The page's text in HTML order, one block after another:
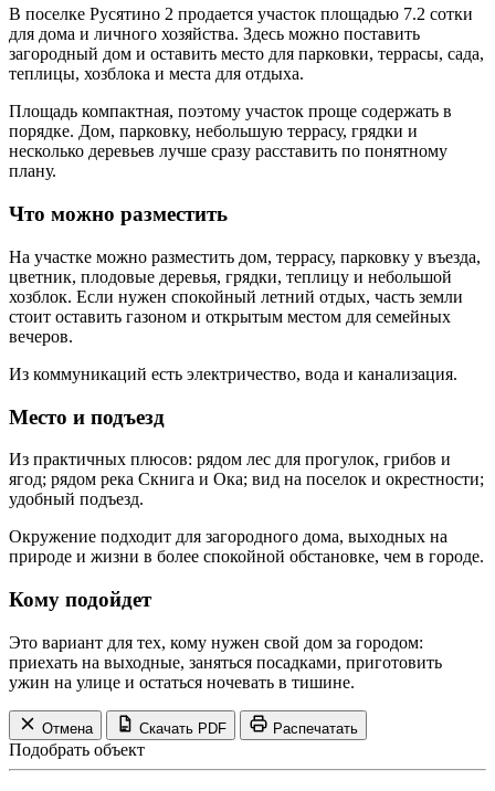
В поселке Русятино 2 продается участок площадью 7.2 сотки
для дома и личного хозяйства. Здесь можно поставить
загородный дом и оставить место для парковки, террасы, сада,
теплицы, хозблока и места для отдыха.
Площадь компактная, поэтому участок проще содержать в
порядке. Дом, парковку, небольшую террасу, грядки и
несколько деревьев лучше сразу расставить по понятному
плану.
Что можно разместить
На участке можно разместить дом, террасу, парковку у въезда,
цветник, плодовые деревья, грядки, теплицу и небольшой
хозблок. Если нужен спокойный летний отдых, часть земли
стоит оставить газоном и открытым местом для семейных
вечеров.
Из коммуникаций есть электричество, вода и канализация.
Место и подъезд
Из практичных плюсов: рядом лес для прогулок, грибов и
ягод; рядом река Скнига и Ока; вид на поселок и окрестности;
удобный подъезд.
Окружение подходит для загородного дома, выходных на
природе и жизни в более спокойной обстановке, чем в городе.
Кому подойдет
Это вариант для тех, кому нужен свой дом за городом:
приехать на выходные, заняться посадками, приготовить
ужин на улице и остаться ночевать в тишине.
Отмена Скачать PDF Распечатать
Подобрать объект